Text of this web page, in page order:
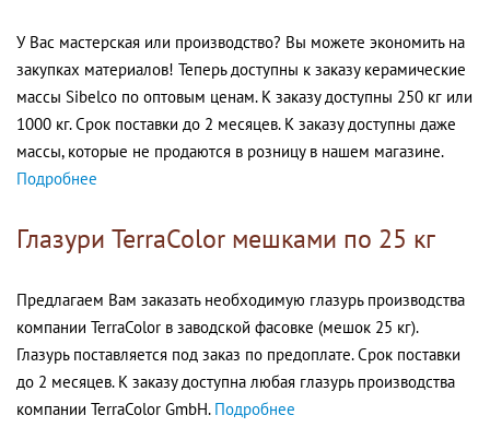
У Вас мастерская или производство? Вы можете экономить на
закупках материалов! Теперь доступны к заказу керамические
массы Sibelco по оптовым ценам. К заказу доступны 250 кг или
1000 кг. Срок поставки до 2 месяцев. К заказу доступны даже
массы, которые не продаются в розницу в нашем магазине.
Подробнее
Глазури TerraColor мешками по 25 кг
Предлагаем Вам заказать необходимую глазурь производства
компании TerraColor в заводской фасовке (мешок 25 кг).
Глазурь поставляется под заказ по предоплате. Срок поставки
до 2 месяцев. К заказу доступна любая глазурь производства
компании TerraColor GmbH. Подробнее